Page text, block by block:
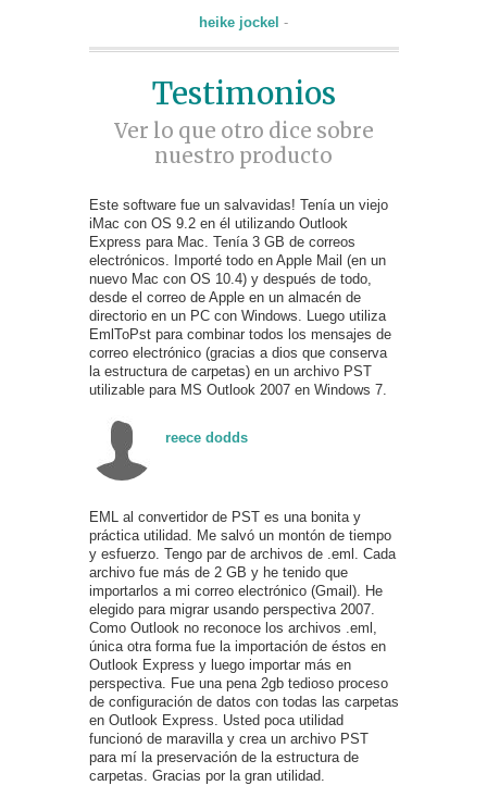
heike jockel -
Testimonios
Ver lo que otro dice sobre
nuestro producto
Este software fue un salvavidas! Tenía un viejo
iMac con OS 9.2 en él utilizando Outlook
Express para Mac. Tenía 3 GB de correos
electrónicos. Importé todo en Apple Mail (en un
nuevo Mac con OS 10.4) y después de todo,
desde el correo de Apple en un almacén de
directorio en un PC con Windows. Luego utiliza
EmlToPst para combinar todos los mensajes de
correo electrónico (gracias a dios que conserva
la estructura de carpetas) en un archivo PST
utilizable para MS Outlook 2007 en Windows 7.
reece dodds
EML al convertidor de PST es una bonita y
práctica utilidad. Me salvó un montón de tiempo
y esfuerzo. Tengo par de archivos de .eml. Cada
archivo fue más de 2 GB y he tenido que
importarlos a mi correo electrónico (Gmail). He
elegido para migrar usando perspectiva 2007.
Como Outlook no reconoce los archivos .eml,
única otra forma fue la importación de éstos en
Outlook Express y luego importar más en
perspectiva. Fue una pena 2gb tedioso proceso
de configuración de datos con todas las carpetas
en Outlook Express. Usted poca utilidad
funcionó de maravilla y crea un archivo PST
para mí la preservación de la estructura de
carpetas. Gracias por la gran utilidad.